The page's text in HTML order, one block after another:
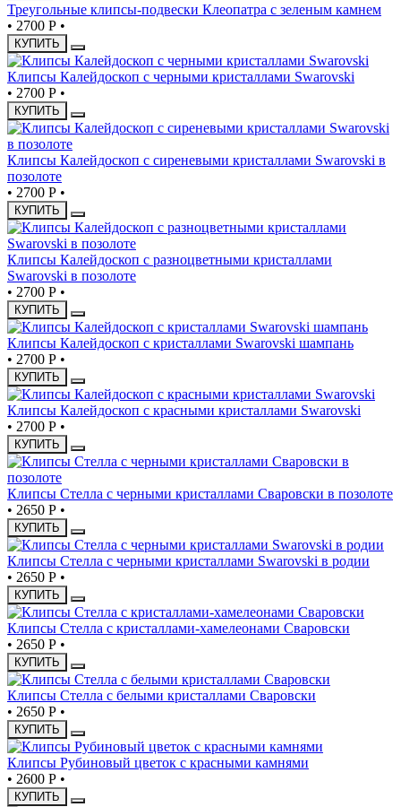
Треугольные клипсы-подвески Клеопатра с зеленым камнем
• 2700 Р •
КУПИТЬ
Клипсы Калейдоскоп с черными кристаллами Swarovski
• 2700 Р •
КУПИТЬ
Клипсы Калейдоскоп с сиреневыми кристаллами Swarovski в
позолоте
• 2700 Р •
КУПИТЬ
Клипсы Калейдоскоп с разноцветными кристаллами
Swarovski в позолоте
• 2700 Р •
КУПИТЬ
Клипсы Калейдоскоп с кристаллами Swarovski шампань
• 2700 Р •
КУПИТЬ
Клипсы Калейдоскоп с красными кристаллами Swarovski
• 2700 Р •
КУПИТЬ
Клипсы Стелла с черными кристаллами Сваровски в позолоте
• 2650 Р •
КУПИТЬ
Клипсы Стелла с черными кристаллами Swarovski в родии
• 2650 Р •
КУПИТЬ
Клипсы Стелла с кристаллами-хамелеонами Сваровски
• 2650 Р •
КУПИТЬ
Клипсы Стелла с белыми кристаллами Сваровски
• 2650 Р •
КУПИТЬ
Клипсы Рубиновый цветок с красными камнями
• 2600 Р •
КУПИТЬ